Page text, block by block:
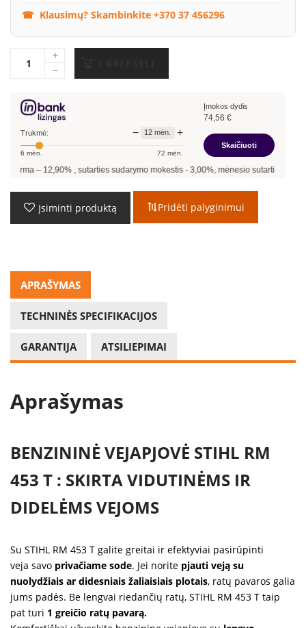
Klausimų? Skambinkite +370 37 456296
Trukmė: − 12 mėn. +
6 mėn. 72 mėn.
Įmokos dydis
74,56 €
Skaičiuoti
%, sutarties sudarymo mokestis -3,00%, mėnesio sutarties mokestis –
Įsiminti produktą Pridėti palyginimui
APRAŠYMAS
TECHNINĖS SPECIFIKACIJOS
GARANTIJA ATSILIEPIMAI
Aprašymas
BENZININĖ VEJAPJOVĖ STIHL RM
453 T : SKIRTA VIDUTINĖMS IR
DIDELĖMS VEJOMS
Su STIHL RM 453 T galite greitai ir efektyviai pasirūpinti
veja savo privačiame sode. Jei norite pjauti veją su
nuolydžiais ar didesniais žaliaisiais plotais, ratų pavaros galia
jums padės. Be lengvai riedančių ratų, STIHL RM 453 T taip
pat turi 1 greičio ratų pavarą.